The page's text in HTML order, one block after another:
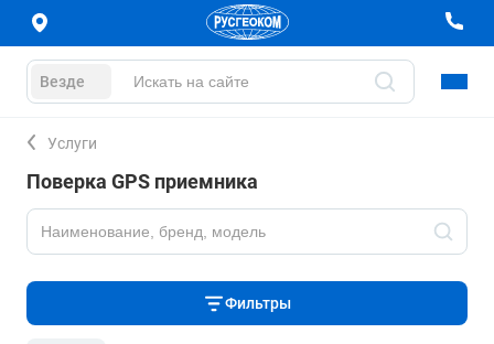
Везде
Услуги
Поверка GPS приемника
Фильтры